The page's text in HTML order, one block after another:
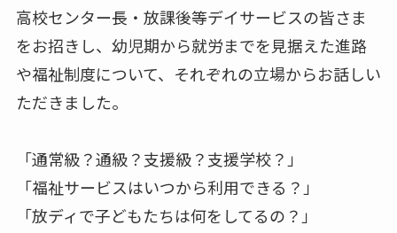
高校センター長・放課後等デイサービスの皆さま
をお招きし、幼児期から就労までを見据えた進路
や福祉制度について、それぞれの立場からお話しい
ただきました。
「通常級？通級？支援級？支援学校？」
「福祉サービスはいつから利用できる？」
「放ディで子どもたちは何をしてるの？」